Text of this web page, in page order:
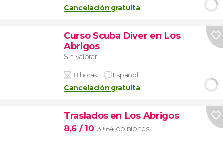
Cancelación gratuita
Curso Scuba Diver en Los
Abrigos
Sin valorar
8 horas Español
Cancelación gratuita
Traslados en Los Abrigos
8,6 / 10 3.654 opiniones